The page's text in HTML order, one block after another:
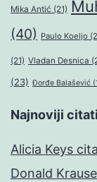
Mika Antić (21)
(40) Paulo Koeljo
(21) Vladan Desnica
(23) Đorđe Balašević
Najnoviji citati
Alicia Keys
Donald